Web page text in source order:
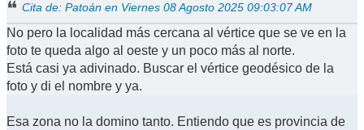
Cita de: Patoán en Viernes 08 Agosto 2025 09:03:07 AM
No pero la localidad más cercana al vértice que se ve en la
foto te queda algo al oeste y un poco más al norte.
Está casi ya adivinado. Buscar el vértice geodésico de la
foto y di el nombre y ya.
Esa zona no la domino tanto. Entiendo que es provincia de